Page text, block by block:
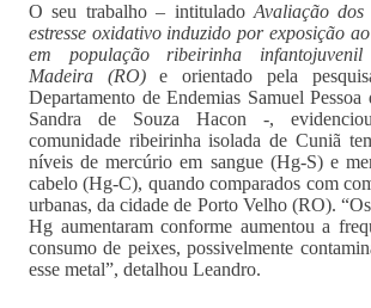
O seu trabalho – intituladoAvaliação
estresse oxidativo induzido por exposição
em população ribeirinha
Madeira (RO)e orientado pela
Departamento de Endemias Samuel Pessoa
Sandra de Souza Hacon -,
comunidade ribeirinha isolada de Cuniã
níveis de mercúrio em sangue (Hg-S) e
cabelo (Hg-C), quando comparados com
urbanas, da cidade de Porto Velho (RO).
Hg aumentaram conforme aumentou a
consumo de peixes, possivelmente
esse metal”, detalhou Leandro.